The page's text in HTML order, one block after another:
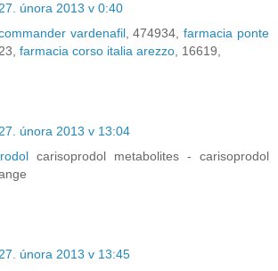
27. února 2013 v 0:40
vardenafil, 474934,farmacia ponte
farmacia corso italia arezzo , 16619,
27. února 2013 v 13:04
carisoprodol metabolites - carisoprodol
27. února 2013 v 13:45